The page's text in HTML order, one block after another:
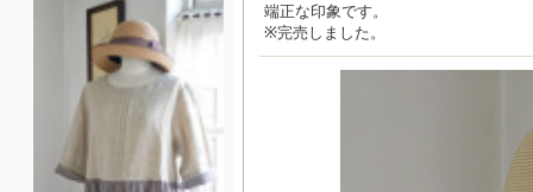
端正な印象です。
※完売しました。